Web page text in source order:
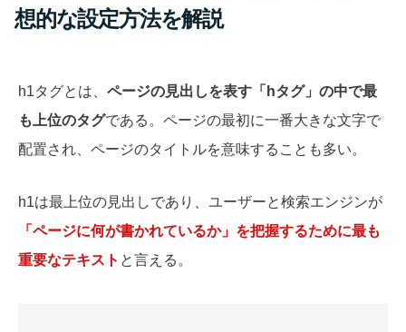
想的な設定方法を解説
h1タグとは、 ページの見出しを表す「hタグ」の中で最
も上位のタグである。ページの最初に一番大きな文字で
配置され、ページのタイトルを意味することも多い。
h1は最上位の見出しであり、ユーザーと検索エンジンが
「ページに何が書かれているか」を把握するために最も
重要なテキスト と言える。